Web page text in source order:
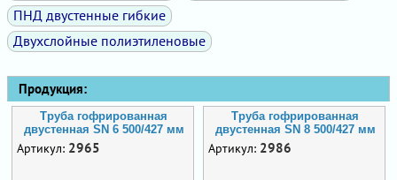
ПНД двустенные гибкие
Двухслойные полиэтиленовые
Продукция:
Труба гофрированная
двустенная SN 6 500/427 мм
Артикул: 2965
Труба гофрированная
двустенная SN 8 500/427 мм
Артикул: 2986